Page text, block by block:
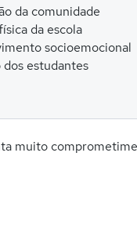
da comunidade
da escola
socioemocional
estudantes
muito